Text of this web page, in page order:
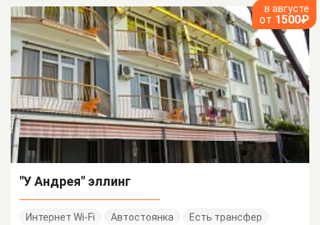
в августе
от 1500₽
"У Андрея" эллинг
Интернет Wi-Fi Автостоянка Есть трансфер